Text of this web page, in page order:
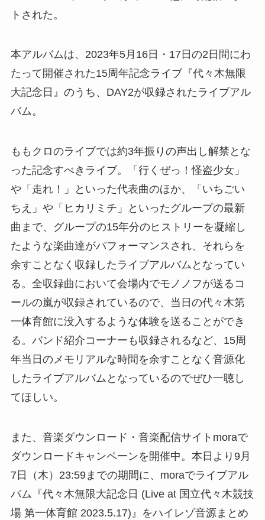
トされた。
本アルバムは、2023年5月16日・17日の2日間にわ
たって開催された15周年記念ライブ『代々木無限
大記念日』のうち、DAY2が収録されたライブアル
バム。
ももクロのライブでは約3年振りの声出し解禁とな
った記念すべきライブ。「行くぜっ！怪盗少女」
や「走れ！」といった代表曲のほか、「いちごい
ちえ」や「ヒカリミチ」といったグループの最新
曲まで、グループの15年分のヒストリーを凝縮し
たような楽曲達がパフォーマンスされ、それらを
余すことなく収録したライブアルバムとなってい
る。全収録曲において会場内でモノノフが送るコ
ールの嵐が収録されているので、当日の代々木第
一体育館に没入するような体験を送ることができ
る。バンド紹介コーナーも収録されるなど、15周
年当日のメモリアルな時間を余すことなく音源化
したライブアルバムとなっているのでぜひ一聴し
てほしい。
また、音楽ダウンロード・音楽配信サイトmoraで
ダウンロードキャンペーンを開催中。本日より9月
7日（木）23:59までの期間に、moraでライブアル
バム『代々木無限大記念日 (Live at 国立代々木競技
場 第一体育館 2023.5.17)』をハイレゾ音源まとめ